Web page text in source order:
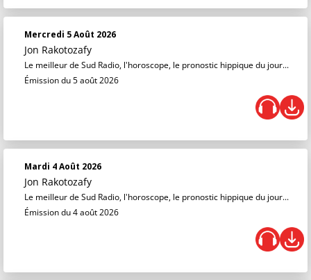
Mercredi 5 Août 2026
Jon Rakotozafy
Le meilleur de Sud Radio, l'horoscope, le pronostic hippique du jour...
Émission du 5 août 2026
Mardi 4 Août 2026
Jon Rakotozafy
Le meilleur de Sud Radio, l'horoscope, le pronostic hippique du jour...
Émission du 4 août 2026